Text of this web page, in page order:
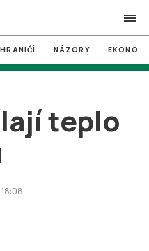
search
NÁZORY
teplo